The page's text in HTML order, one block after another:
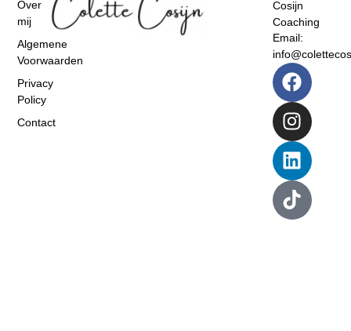
Cosijn
Coaching
Email:
Over
mij
Algemene
Voorwaarden
Privacy
Policy
Contact